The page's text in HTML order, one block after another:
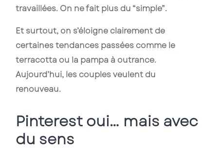
travaillées. On ne fait plus du “simple”.
Et surtout, on s’éloigne clairement de
certaines tendances passées comme le
terracotta ou la pampa à outrance.
Aujourd’hui, les couples veulent du
renouveau.
Pinterest oui… mais avec
du sens